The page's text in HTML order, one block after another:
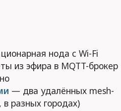
нода с Wi-Fi
из эфира в MQTT-брокер
— два удалённых mesh-
разных городах)